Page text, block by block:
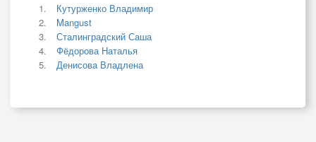
Кутурженко Владимир
Mangust
Сталинградский Саша
Фёдорова Наталья
Денисова Владлена